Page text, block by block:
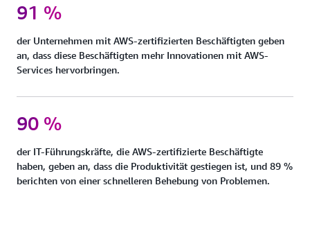
91 %
der Unternehmen mit AWS-zertifizierten Beschäftigten geben
an, dass diese Beschäftigten mehr Innovationen mit AWS-
Services hervorbringen.
90 %
der IT-Führungskräfte, die AWS-zertifizierte Beschäftigte
haben, geben an, dass die Produktivität gestiegen ist, und 89 %
berichten von einer schnelleren Behebung von Problemen.